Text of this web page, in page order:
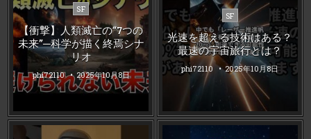
Posted
in
SF
【衝撃】人類滅亡の“7つの
未来”─科学が描く終焉シナ
リオ
phi72110 2025年10月8日
Posted
in
SF
光速を超える技術はある？
最速の宇宙旅行とは？
phi72110 2025年10月8日